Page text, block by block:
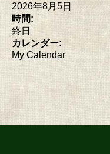
2026年8月5日
時間:
終日
カレンダー:
My Calendar